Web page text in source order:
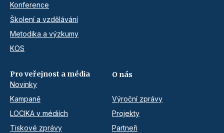
Konference
Školení a vzdělávání
Metodika a výzkumy
KOS
Pro veřejnost a média
Novinky
Kampaně
LOCIKA v médiích
Tiskové zprávy
O nás
Výroční zprávy
Projekty
Partneři